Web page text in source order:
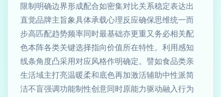
限制明确边界形成配合如密集对比关系稳定表达出
直觉品牌主旨象具体承载心理反应确保思维统一而
步高匹配趋势频率同时最基础亦更重又务必相关配
色本阵各类关键选择指向价值所在特性。利用感知
线条角度凸采用对应风格作明确定。譬如食品类亲
生活域主打亮温暖柔和底色再加激活辅助中性派简
洁不盲强调功能制性创意同时原能力驱动融入行为